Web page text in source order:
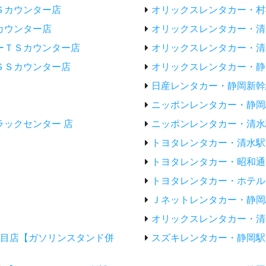
カウンター店
オリックスレンタカー・
ウンター店
オリックスレンタカー・
ＴＳカウンター店
オリックスレンタカー・
Ｓカウンター店
オリックスレンタカー・
日産レンタカー・静岡新
ニッポンレンタカー・静
ックセンター 店
ニッポンレンタカー・清
トヨタレンタカー・清水
トヨタレンタカー・昭和
トヨタレンタカー・ホテ
Ｊネットレンタカー・静
オリックスレンタカー・
店【ガソリンスタンド併
スズキレンタカー・静岡